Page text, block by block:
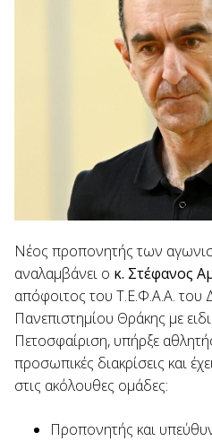
Νέος προπονητής των
αναλαμβάνει ο κ. Στέφανος
απόφοιτος του Τ.Ε.Φ.Α.Α. του
Πανεπιστημίου Θράκης με
Πετοσφαίριση, υπήρξε
προσωπικές διακρίσεις και
στις ακόλουθες ομάδες:
Προπονητής και